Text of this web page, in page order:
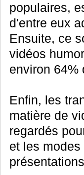
populaires,
d'entre eux
Ensuite, ce
vidéos
environ 64%
Enfin, les
matière de
regardés
et les